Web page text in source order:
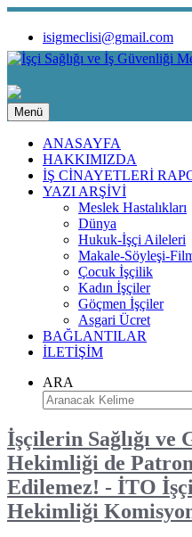
isigmeclisi@gmail.com
Menü
ANASAYFA
HAKKIMIZDA
İŞ CİNAYETLERİ
YAZI ARŞİVİ
Meslek Hastalıkları
Dünya
Hukuk-İşçi Aileleri
Makale-Söyleşi-
Çocuk İşçilik
Kadın İşçiler
Göçmen İşçiler
Asgari Ücret
BAĞLANTILAR
İLETİŞİM
ARA
İşçilerin Sağlığı ve
Hekimliği de
Edilemez! - İTO İşçi
Hekimliği